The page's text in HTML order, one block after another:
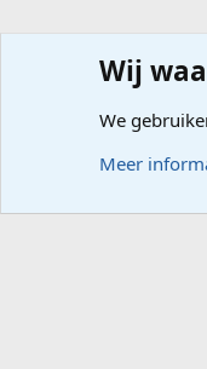
Forums
Wij
We
Meer